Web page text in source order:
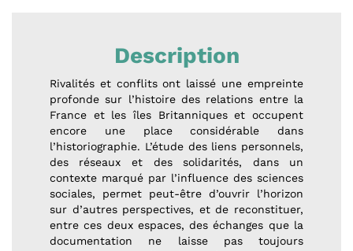
Description
Rivalités et conflits ont laissé une empreinte
profonde sur l’histoire des relations entre la
France et les îles Britanniques et occupent
encore une place considérable dans
l’historiographie. L’étude des liens personnels,
des réseaux et des solidarités, dans un
contexte marqué par l’influence des sciences
sociales, permet peut-être d’ouvrir l’horizon
sur d’autres perspectives, et de reconstituer,
entre ces deux espaces, des échanges que la
documentation ne laisse pas toujours